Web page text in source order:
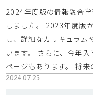
2024年度版の情報融合
しました。 2023年度版
し、詳細なカリキュラム
います。 さらに、今年
ページもあります。 将
2024.07.25